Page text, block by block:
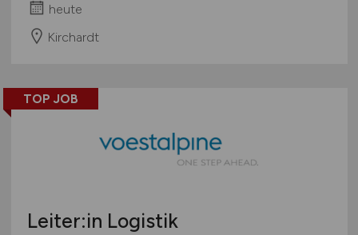
heute
Kirchardt
TOP JOB
Leiter:in Logistik